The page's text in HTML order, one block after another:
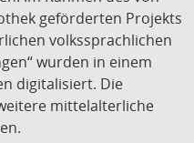
geförderten Projekts
volkssprachlichen
wurden in einem
digitalisiert. Die
mittelalterliche